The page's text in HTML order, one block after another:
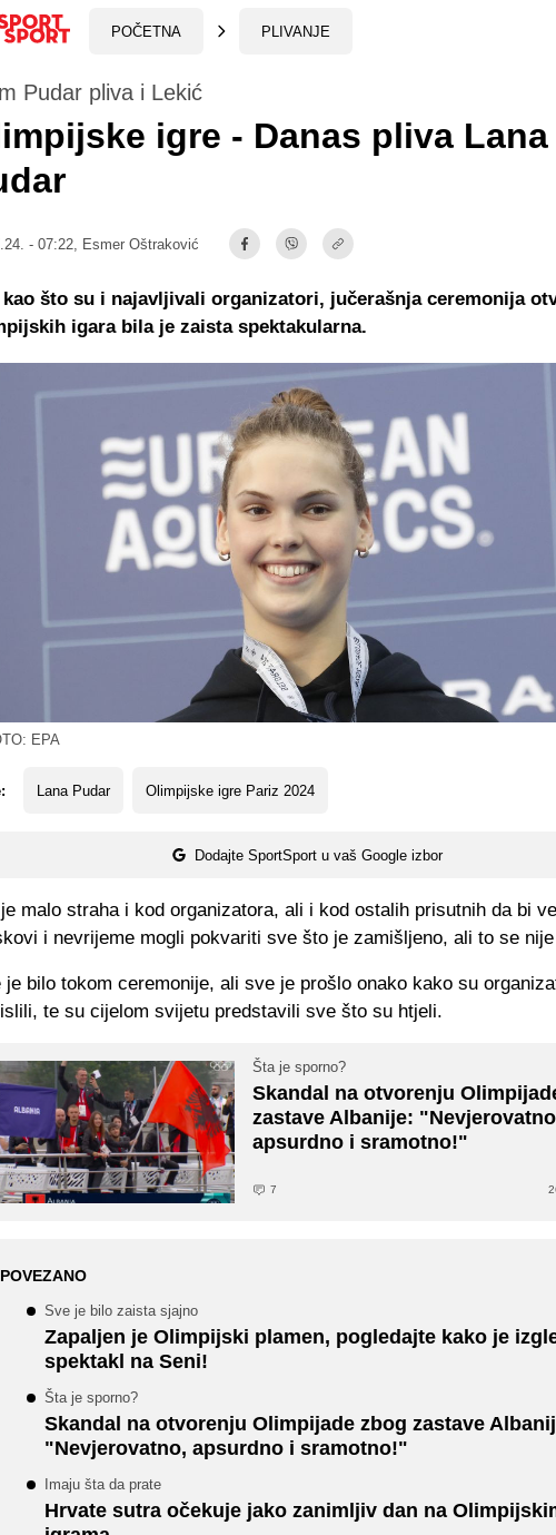
POČETNA PLIVANJE
EPA
Pudar pliva i Lekić
igre - Danas pliva Lana
- 07:22, Esmer Oštraković
Lana Pudar Olimpijske igre Pariz 2024
Dodajte SportSport u vaš Google izbor
kao što su i najavljivali organizatori, jučerašnja ceremonija
igara bila je zaista spektakularna.
je malo straha i kod organizatora, ali i kod ostalih prisutnih da bi
i nevrijeme mogli pokvariti sve što je zamišljeno, ali to se nije
je bilo tokom ceremonije, ali sve je prošlo onako kako su
te su cijelom svijetu predstavili sve što su htjeli.
Šta je sporno?
Skandal na otvorenju
zastave Albanije:
apsurdno i sramotno!"
7
POVEZANO
Sve je bilo zaista sjajno
Zapaljen je Olimpijski plamen, pogledajte kako je
spektakl na Seni!
Šta je sporno?
Skandal na otvorenju Olimpijade zbog zastave
"Nevjerovatno, apsurdno i sramotno!"
Imaju šta da prate
Hrvate sutra očekuje jako zanimljiv dan na